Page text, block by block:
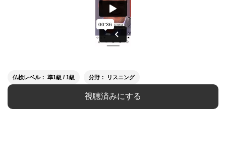
仏検レベル： 準1級 / 1級 分野： リスニング
視聴済みにする